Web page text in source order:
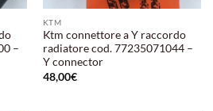
–
KTM
Ktm connettore a Y raccordo
radiatore cod. 77235071044 –
Y connector
48,00€